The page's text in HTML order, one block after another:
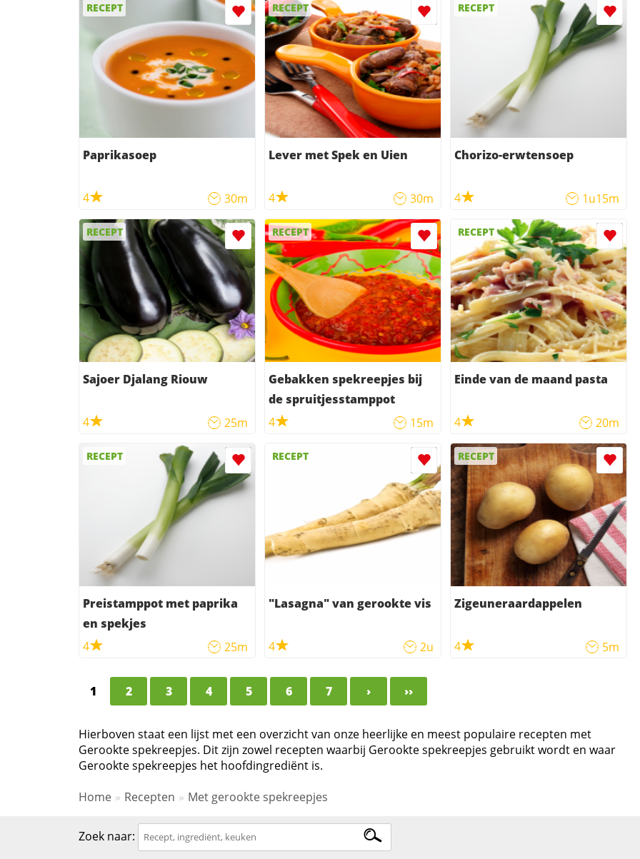
RECEPT
Paprikasoep
4 30m
RECEPT
Lever met Spek en Uien
4 30m
RECEPT
Chorizo-erwtensoep
4 1u15m
RECEPT
Sajoer Djalang Riouw
4 25m
RECEPT
Gebakken spekreepjes bij
de spruitjesstamppot
4
15m
RECEPT
Einde van de maand pasta
4 20m
RECEPT
Preistamppot met paprika
en spekjes
4
25m
RECEPT
"Lasagna" van gerookte vis
4 2u
RECEPT
Zigeuneraardappelen
4 5m
1 2 3 4 5 6 7 › ››
Hierboven staat een lijst met een overzicht van onze heerlijke en meest populaire recepten met
Gerookte spekreepjes. Dit zijn zowel recepten waarbij Gerookte spekreepjes gebruikt wordt en waar
Gerookte spekreepjes het hoofdingrediënt is.
Home
Recepten Met gerookte spekreepjes
Zoek naar: